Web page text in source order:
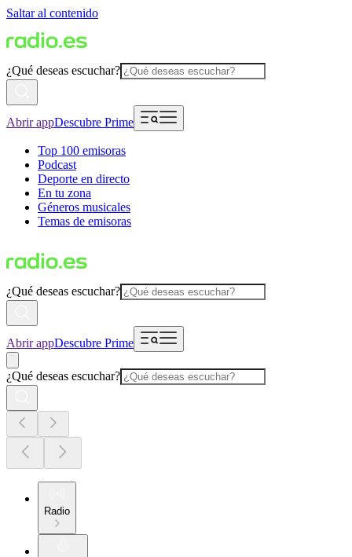
Saltar al contenido
¿Qué deseas escuchar?
Abrir appDescubre Prime
Top 100 emisoras
Podcast
Deporte en directo
En tu zona
Géneros musicales
Temas de emisoras
¿Qué deseas escuchar?
Abrir appDescubre Prime
¿Qué deseas escuchar?
Radio